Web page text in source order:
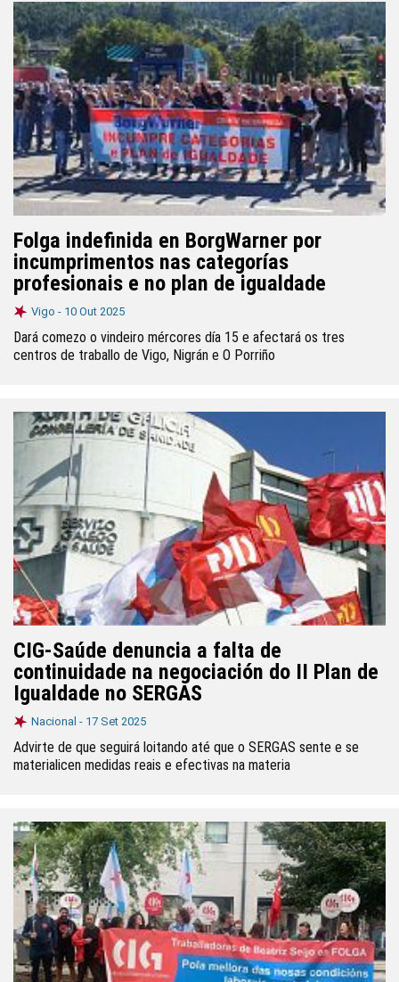
Folga indefinida en BorgWarner por
incumprimentos nas categorías
profesionais e no plan de igualdade
Vigo - 10 Out 2025
Dará comezo o vindeiro mércores día 15 e afectará os tres
centros de traballo de Vigo, Nigrán e O Porriño
CIG-Saúde denuncia a falta de
continuidade na negociación do II Plan de
Igualdade no SERGAS
Nacional - 17 Set 2025
Advirte de que seguirá loitando até que o SERGAS sente e se
materialicen medidas reais e efectivas na materia